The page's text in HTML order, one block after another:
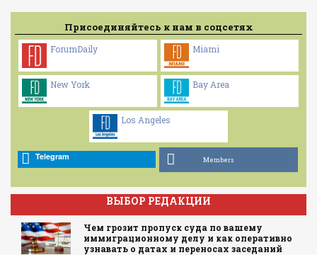
Присоединяйтесь к нам в соцсетях
ForumDaily Miami
New York Bay Area
Los Angeles
Telegram Members
ВЫБОР РЕДАКЦИИ
Чем грозит пропуск суда по вашему
иммиграционному делу и как оперативно
узнавать о датах и переносах заседаний